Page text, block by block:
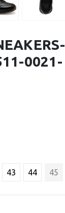
0021-
43 44 45